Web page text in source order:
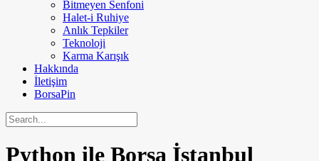
Bitmeyen Senfoni
Halet-i Ruhiye
Anlık Tepkiler
Teknoloji
Karma Karışık
Hakkında
İletişim
BorsaPin
Python ile Borsa İstanbul